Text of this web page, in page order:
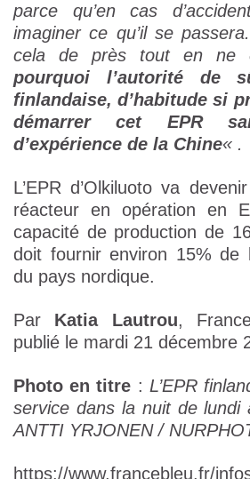
parce qu’en cas
imaginer ce qu’il se
cela de près tout en ne
pourquoi l’autorité de
finlandaise, d’habitude si
démarrer cet EPR
d’expérience de la Chine« .
L’EPR d’Olkiluoto va
réacteur en opération en
capacité de production de
doit fournir environ 15% de
du pays nordique.
Par Katia Lautrou,
publié le mardi 21 décembre
Photo en titre : L’EPR
service dans la nuit de
ANTTI YRJONEN /
https://www.francebleu.fr/